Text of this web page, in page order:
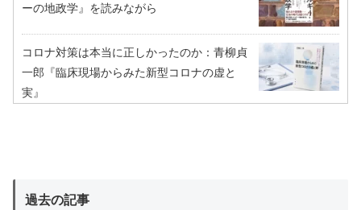
ーの地政学』を読みながら
コロナ対策は本当に正しかったのか：青柳貞
一郎『臨床現場からみた新型コロナの虚と
実』
過去の記事